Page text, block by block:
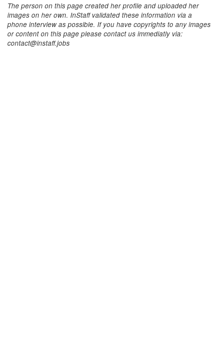
The person on this page created her profile and uploaded her
images on her own. InStaff validated these information via a
phone interview as possible. If you have copyrights to any images
or content on this page please contact us immediatly via:
contact@instaff.jobs